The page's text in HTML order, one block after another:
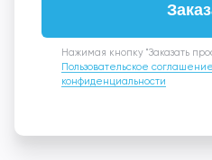
Нажимая кнопку "Заказать
Пользовательское соглашение
конфиденциальности